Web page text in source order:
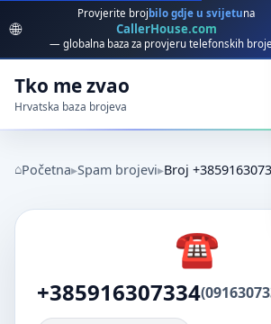
🌐
Provjerite broj bilo gdje u svijetuna
CallerHouse.com
— globalna baza za provjeru telefonskih
Tko me zvao
Hrvatska baza brojeva
Početna Spam brojevi Broj
+385916307334